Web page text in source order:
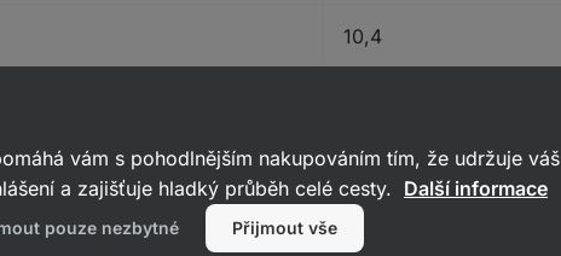
10,4
5,1
vám s pohodlnějším nakupováním tím, že udržuje váš
a zajišťuje hladký průběh celé cesty. Další informace
pouze nezbytné Přijmout vše